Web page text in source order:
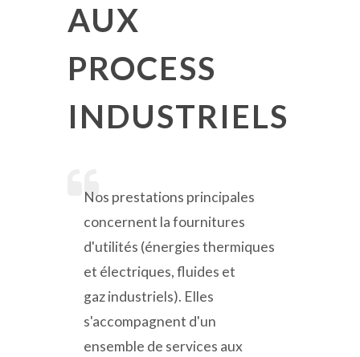
AUX
PROCESS
INDUSTRIELS
Nos prestations principales
concernent la fournitures
d'utilités (énergies thermiques
et électriques, fluides et
gaz industriels). Elles
s'accompagnent d'un
ensemble de services aux